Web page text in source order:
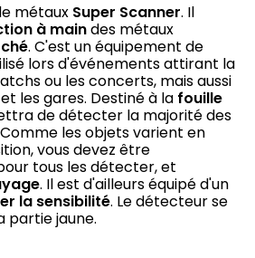
métaux Super Scanner. Il
à maindes métaux
. C'est un équipement de
lors d'événements attirant la
ou les concerts, mais aussi
les gares. Destiné à la fouille
de détecter la majorité des
les objets varient en
vous devez être
tous les détecter, et
. Il est d'ailleurs équipé d'un
la sensibilité. Le détecteur se
partie jaune.